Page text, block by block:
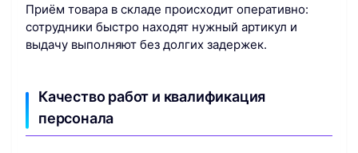
Приём товара в складе происходит оперативно:
сотрудники быстро находят нужный артикул и
выдачу выполняют без долгих задержек.
Качество работ и квалификация
персонала